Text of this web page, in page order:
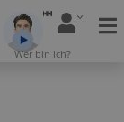
Wer bin ich?